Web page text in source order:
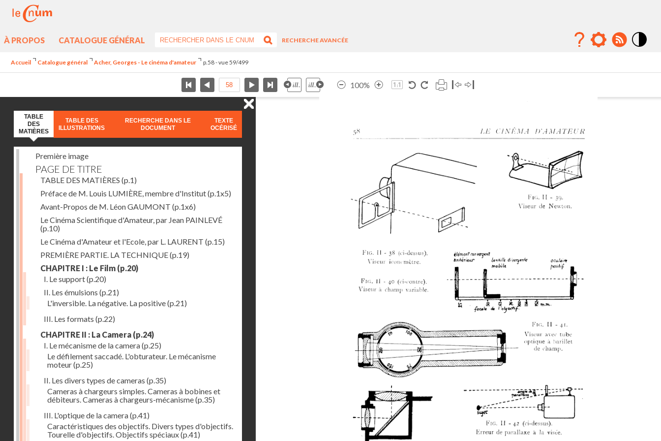
À PROPOS CATALOGUE GÉNÉRAL
RECHERCHE AVANCÉE
Accueil Catalogue général Acher, Georges - Le cinéma d'amateur p.58 - vue 59/499
100%
TABLE
DES
MATIÈRES
TABLE DES
ILLUSTRATIONS
RECHERCHE DANS LE
DOCUMENT
TEXTE
OCÉRISÉ
Première image
PAGE DE TITRE
TABLE DES MATIÈRES (p.1)
Préface de M. Louis LUMIÈRE, membre d'Institut(p.1x5)
Avant-Propos de M. Léon GAUMONT (p.1x6)
Le Cinéma Scientifique d'Amateur, par Jean PAINLEVÉ
(p.10)
Le Cinéma d'Amateur et l'Ecole, par L. LAURENT (p.15)
PREMIÈRE PARTIE. LA TECHNIQUE(p.19)
CHAPITRE I : Le Film (p.20)
I. Le support(p.20)
II. Les émulsions (p.21)
L'inversible. La négative. La positive(p.21)
III. Les formats (p.22)
CHAPITRE II : La Camera (p.24)
I. Le mécanisme de la camera(p.25)
Le défilement saccadé. L'obturateur. Le mécanisme
moteur(p.25)
II. Les divers types de cameras (p.35)
Cameras à chargeurs simples. Cameras à bobines et
débiteurs. Cameras à chargeurs-mécanisme(p.35)
III. L'optique de la camera(p.41)
Caractéristiques des objectifs. Divers types d'objectifs.
Tourelle d'objectifs. Objectifs spéciaux(p.41)